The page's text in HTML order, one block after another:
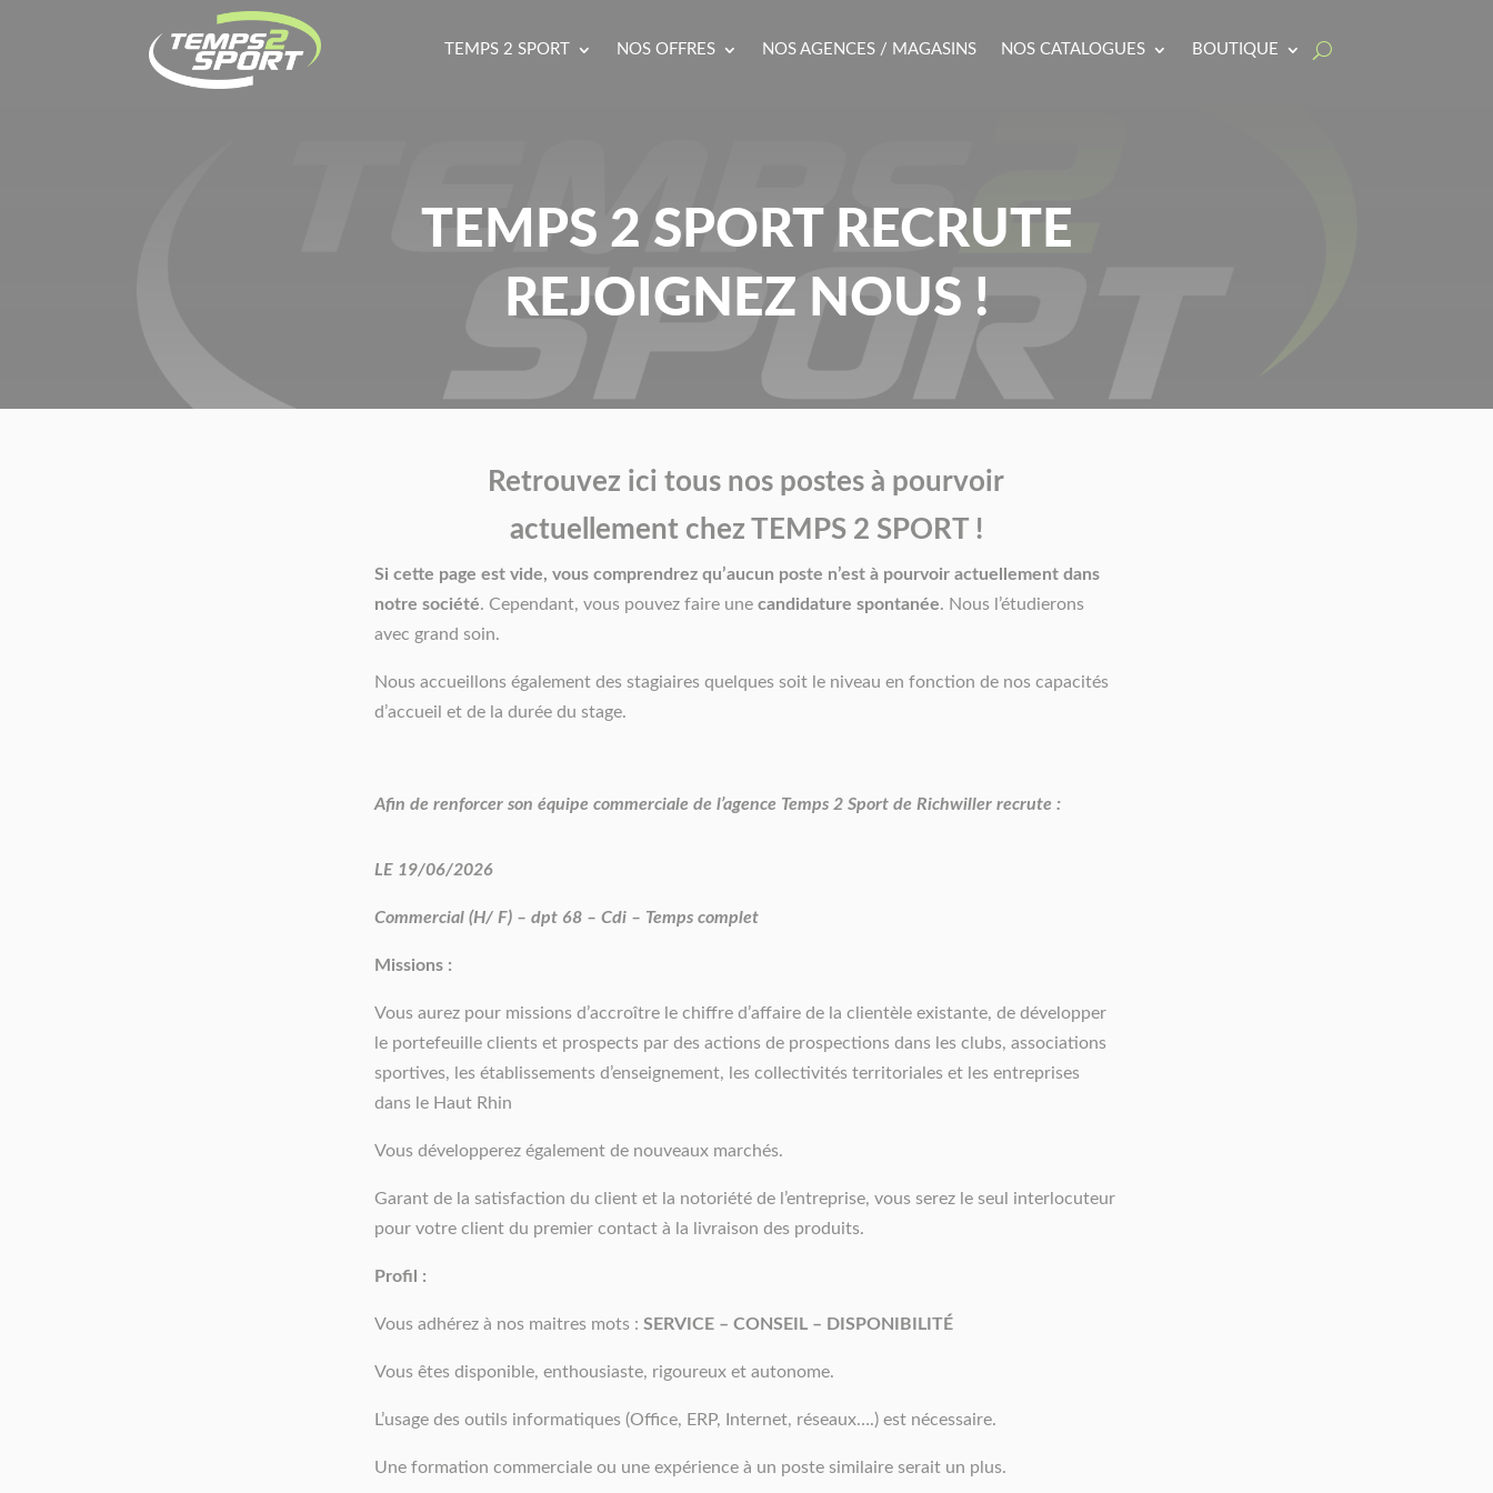
TEMPS 2 SPORT NOS OFFRES NOS AGENCES / MAGASINS NOS CATALOGUES BOUTIQUE
TEMPS 2 SPORT RECRUTE
REJOIGNEZ NOUS !
Retrouvez ici tous nos postes à pourvoir
actuellement chez TEMPS 2 SPORT !
Si cette page est vide, vous comprendrez qu’aucun poste n’est à pourvoir actuellement dans
notre société. Cependant, vous pouvez faire une candidature spontanée. Nous l’étudierons
avec grand soin.
Nous accueillons également des stagiaires quelques soit le niveau en fonction de nos capacités
d’accueil et de la durée du stage.
Afin de renforcer son équipe commerciale de l’agence Temps 2 Sport de Richwiller recrute :
LE 19/06/2026
Commercial (H/ F) – dpt 68 – Cdi – Temps complet
Missions :
Vous aurez pour missions d’accroître le chiffre d’affaire de la clientèle existante, de développer
le portefeuille clients et prospects par des actions de prospections dans les clubs, associations
sportives, les établissements d’enseignement, les collectivités territoriales et les entreprises
dans le Haut Rhin
Vous développerez également de nouveaux marchés.
Garant de la satisfaction du client et la notoriété de l’entreprise, vous serez le seul interlocuteur
pour votre client du premier contact à la livraison des produits.
Profil :
Vous adhérez à nos maitres mots : SERVICE – CONSEIL – DISPONIBILITÉ
Vous êtes disponible, enthousiaste, rigoureux et autonome.
L’usage des outils informatiques (Office, ERP, Internet, réseaux….) est nécessaire.
Une formation commerciale ou une expérience à un poste similaire serait un plus.